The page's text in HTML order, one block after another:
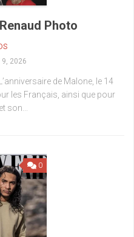
Photo
9, 2026
de Malone, le 14
les Français, ainsi que pour
son...
0